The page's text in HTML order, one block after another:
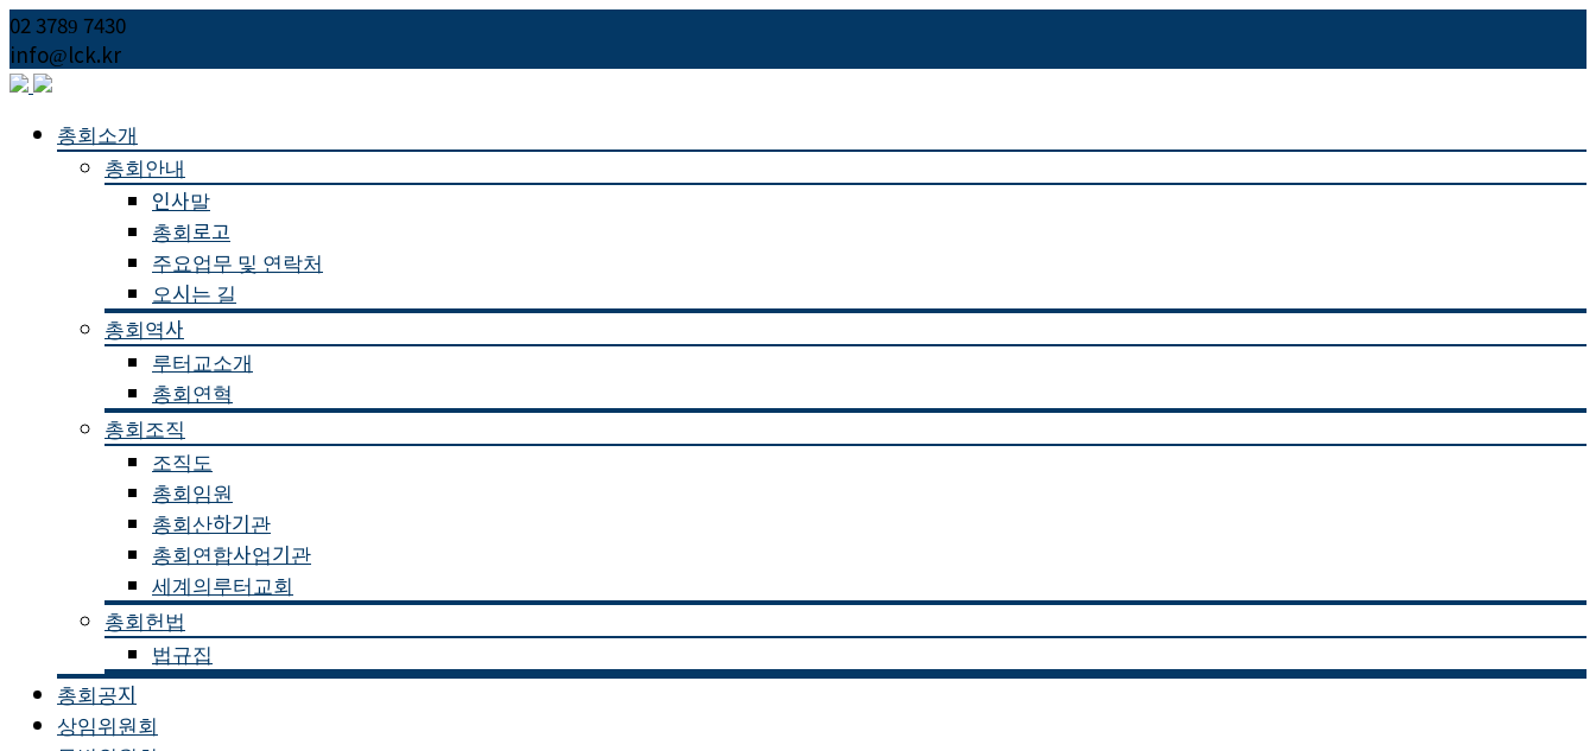
02 3789 7430
info@lck.kr
Skip 총회소개
총회안내
인사말
총회로고
주요업무 및 연락처
오시는 길
총회역사
루터교소개
총회연혁
총회조직
조직도
총회임원
총회산하기관
총회연합사업기관
세계의루터교회
총회헌법
법규집
총회공지
상임위원회